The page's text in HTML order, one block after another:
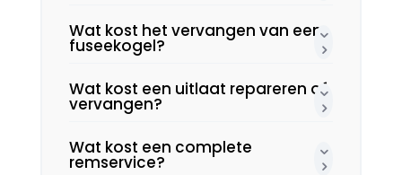
Wat kost het vervangen van een
fuseekogel?
Wat kost een uitlaat repareren of
vervangen?
Wat kost een complete
remservice?